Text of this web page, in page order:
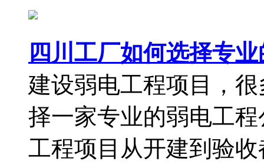
四川工厂如何选择专
建设弱电工程项目，
择一家专业的弱电工
工程项目从开建到验